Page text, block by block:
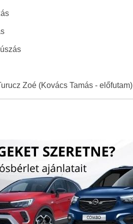
Zoé (Kovács Tamás - előfutam)